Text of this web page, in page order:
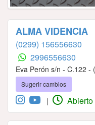
ALMA VIDENCIA
(0299) 156556630
2996556630
Eva Perón s/n - C.122 -
Sugerir cambios
| Abierto